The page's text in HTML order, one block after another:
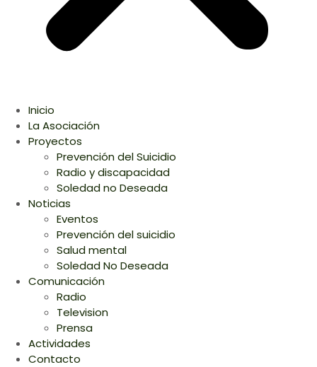
Inicio
La Asociación
Proyectos
Prevención del Suicidio
Radio y discapacidad
Soledad no Deseada
Noticias
Eventos
Prevención del suicidio
Salud mental
Soledad No Deseada
Comunicación
Radio
Television
Prensa
Actividades
Contacto